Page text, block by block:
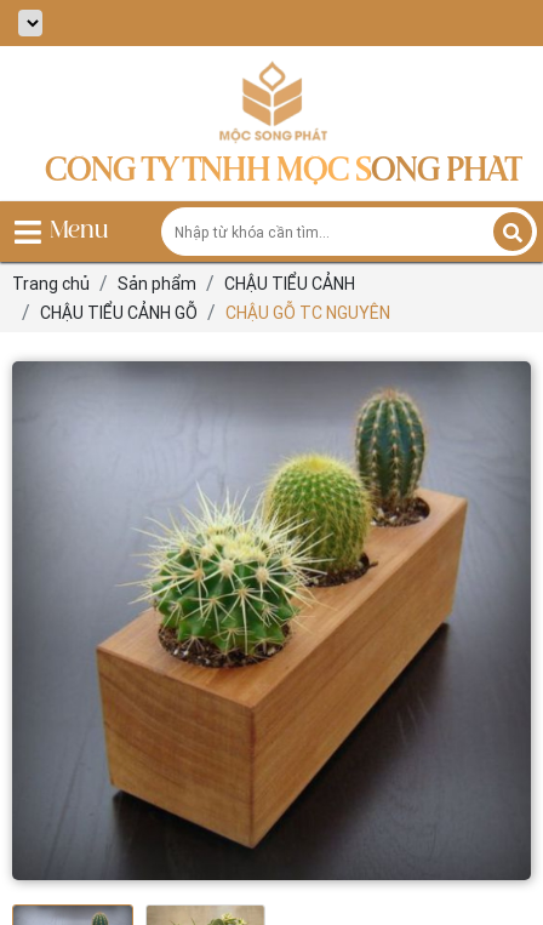
CÔNG TY TNHH MỘC SONG PHÁT
Menu
Trang chủ Sản phẩm
CHẬU TIỂU CẢNH
CHẬU TIỂU CẢNH GỖ
CHẬU GỖ TC NGUYÊN